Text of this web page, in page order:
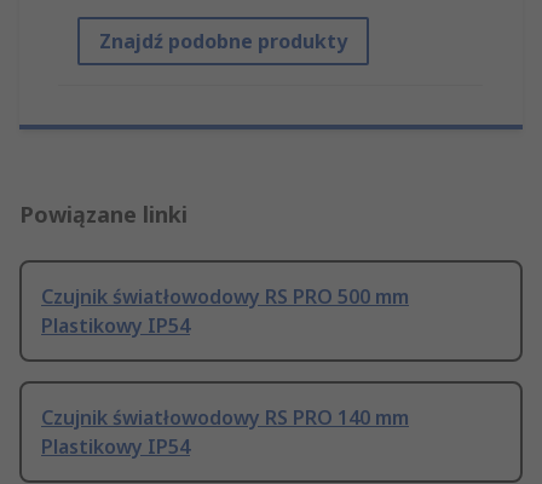
Znajdź podobne produkty
Powiązane linki
Czujnik światłowodowy RS PRO 500 mm
Plastikowy IP54
Czujnik światłowodowy RS PRO 140 mm
Plastikowy IP54